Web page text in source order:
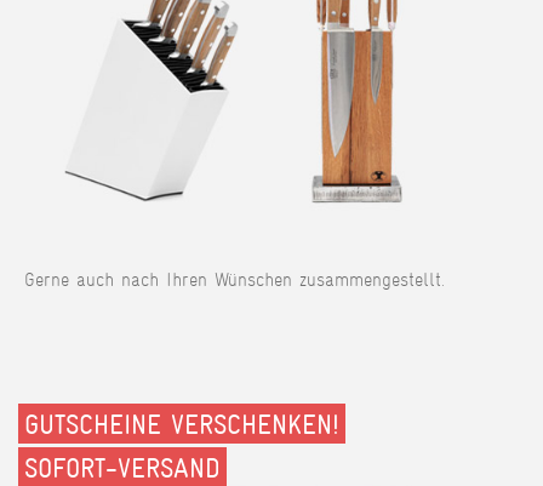
Gerne auch nach Ihren Wünschen zusammengestellt.
GUTSCHEINE VERSCHENKEN!
SOFORT-VERSAND